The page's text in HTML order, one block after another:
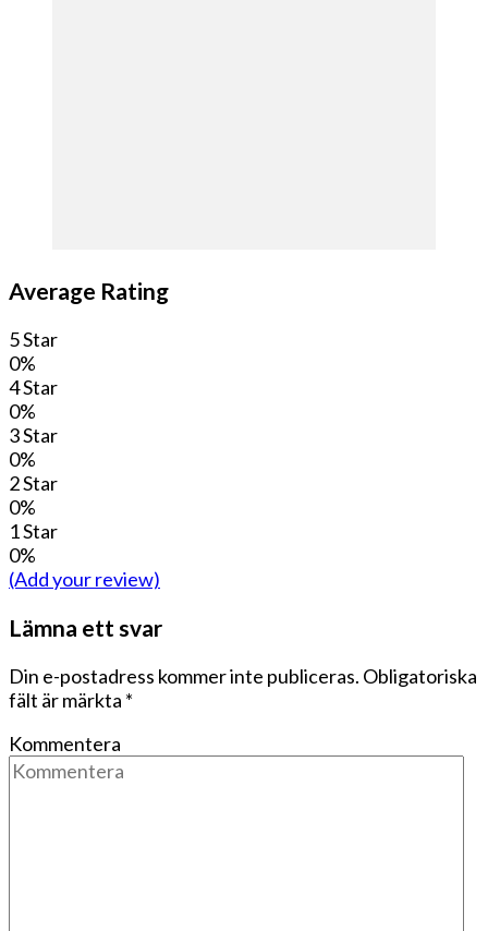
Average Rating
5 Star
0%
4 Star
0%
3 Star
0%
2 Star
0%
1 Star
0%
(Add your review)
Lämna ett svar
Din e-postadress kommer inte publiceras. Obligatoriska
fält är märkta *
Kommentera